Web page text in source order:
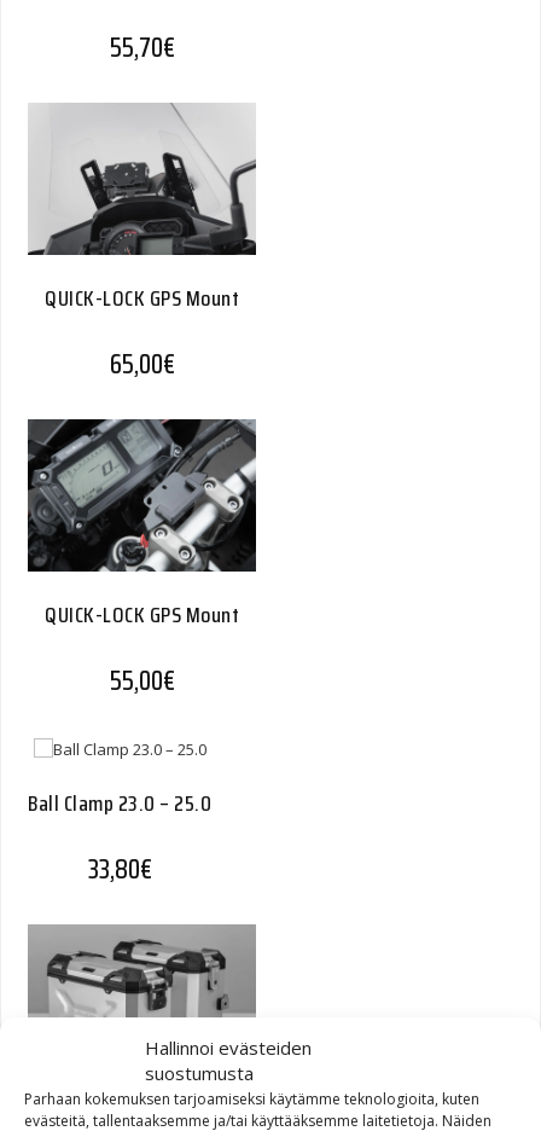
Hallinnoi evästeiden
suostumusta
Parhaan kokemuksen tarjoamiseksi käytämme teknologioita, kuten
evästeitä, tallentaaksemme ja/tai käyttääksemme laitetietoja. Näiden
55,70€
QUICK-LOCK GPS Mount
65,00€
QUICK-LOCK GPS Mount
55,00€
Ball Clamp 23.0 – 25.0
33,80€
TRAX ADV Pannier System